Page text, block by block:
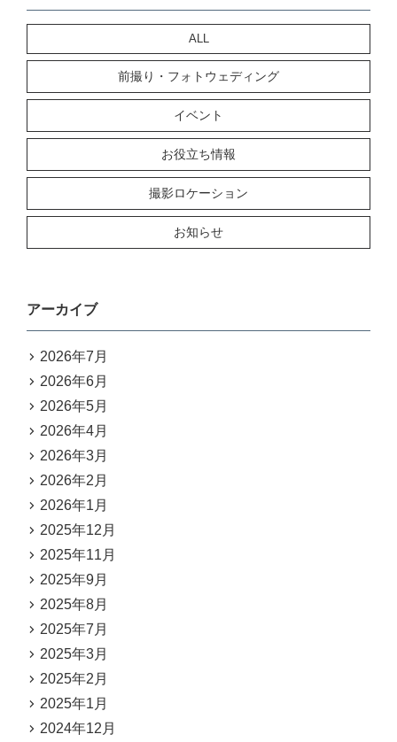
ALL
前撮り・フォトウェディング
イベント
お役立ち情報
撮影ロケーション
お知らせ
アーカイブ
2026年7月
2026年6月
2026年5月
2026年4月
2026年3月
2026年2月
2026年1月
2025年12月
2025年11月
2025年9月
2025年8月
2025年7月
2025年3月
2025年2月
2025年1月
2024年12月